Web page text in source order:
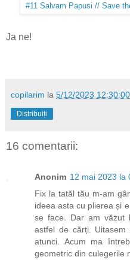
#11 Salvam Papusi // Save
Ja ne!
copilarim la 5/12/2023 12:30:00
Distribuiți
16 comentarii:
Anonim 12 mai 2023 la
Fix la tatăl tău m-am
ideea asta cu plierea și
se face. Dar am văzut
astfel de cărți.
atunci. Acum ma
geometric din culegerile